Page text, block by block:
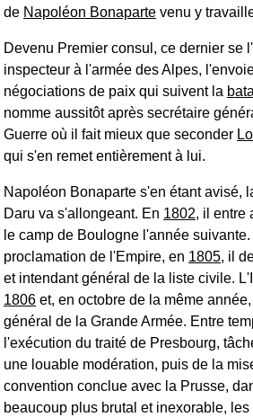
de Napoléon Bonaparte venu y
Devenu Premier consul, ce dernier se
inspecteur à l'armée des Alpes,
négociations de paix qui suivent la
nomme aussitôt après secrétaire
Guerre où il fait mieux que seconder
qui s'en remet entièrement à lui.
Napoléon Bonaparte s'en étant avisé,
Daru va s'allongeant. En 1802, il entre
le camp de Boulogne l'année
proclamation de l'Empire, en 1805, il
et intendant général de la liste civile.
1806 et, en octobre de la même
général de la Grande Armée. Entre
l'exécution du traité de Presbourg,
une louable modération, puis de la
convention conclue avec la Prusse,
beaucoup plus brutal et inexorable,